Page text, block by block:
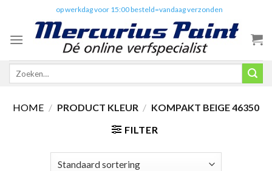
content
op werkdag voor 15:00 besteld=vandaag verzonden
Zoeken
HOME / PRODUCT KLEUR / KOMPAKT BEIGE 46350
FILTER